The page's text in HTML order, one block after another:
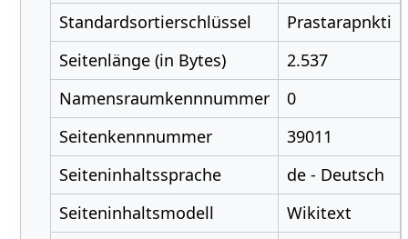
Standardsortierschlüssel
Prastarapnkti
Seitenlänge (in Bytes)
2.537
Namensraumkennnummer
0
Seitenkennnummer
39011
Seiteninhaltssprache
de - Deutsch
Seiteninhaltsmodell
Wikitext